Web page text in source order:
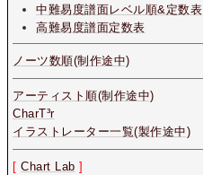
中難易度譜面レベル順&定数表
高難易度譜面定数表
ノーツ数順(制作途中)
アーティスト順(制作途中)
CharT³r
イラストレーター一覧(製作途中)
[Chart Lab ]